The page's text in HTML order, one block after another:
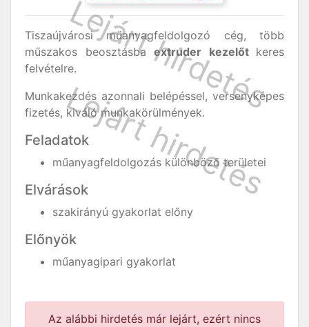
Tiszaújvárosi műanyagfeldolgozó cég, több
műszakos beosztásba extruder kezelőt keres
felvételre.
Munkakezdés azonnali belépéssel, versenyképes
fizetés, kiváló munkakörülmények.
Feladatok
műanyagfeldolgozás különböző területei
Elvárások
szakirányú gyakorlat előny
Előnyök
műanyagipari gyakorlat
Az alábbi hirdetés már lejárt, ezért nincs